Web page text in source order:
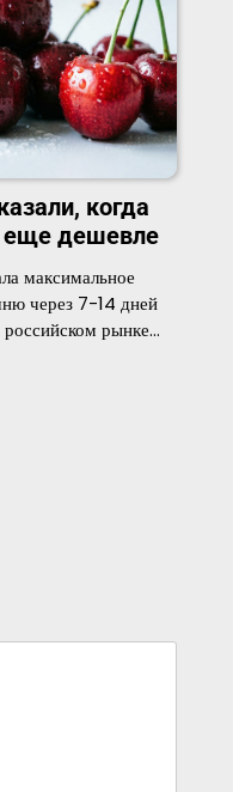
когда
еще дешевле
максимальное
через 7-14 дней
рынке…